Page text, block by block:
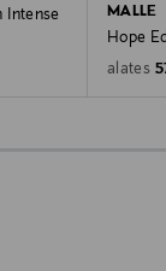
Intense
MALLE
Hope
alates